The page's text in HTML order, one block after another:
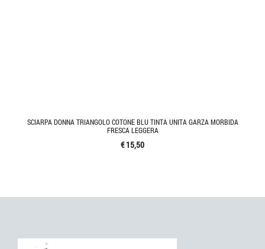
SCIARPA DONNA TRIANGOLO COTONE BLU TINTA UNITA GARZA MORBIDA
FRESCA LEGGERA
€ 15,50